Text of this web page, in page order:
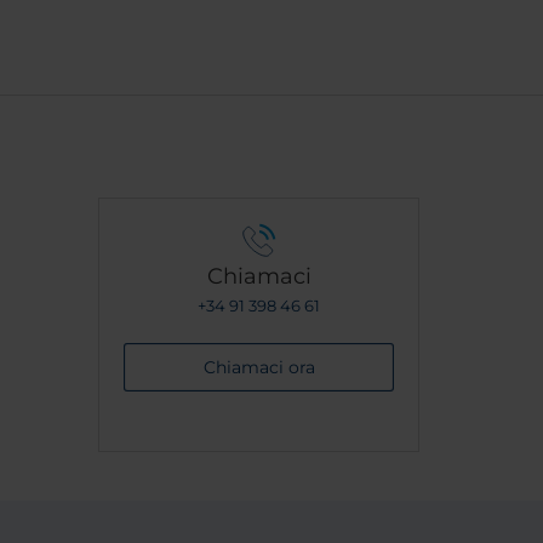
Chiamaci
+34 91 398 46 61
Chiamaci ora